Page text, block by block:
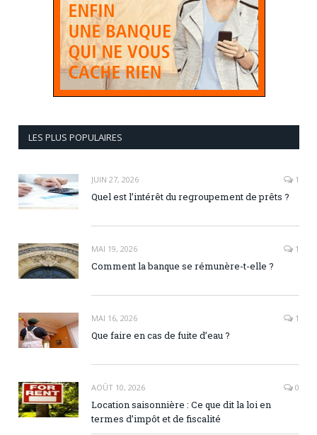
LES PLUS POPULAIRES
JUIN 27, 2026 1
Quel est l’intérêt du regroupement de prêts ?
MAI 19, 2026 1
Comment la banque se rémunère-t-elle ?
MAI 16, 2026 1
Que faire en cas de fuite d’eau ?
AOÛT 10, 2026 0
Location saisonnière : Ce que dit la loi en
termes d’impôt et de fiscalité